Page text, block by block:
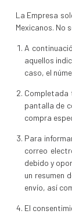
La Empresa
Mexicanos. No
A
aquellos
caso, el
Completada
pantalla de
compra
Para
correo
debido y
un resumen
envío, así
El